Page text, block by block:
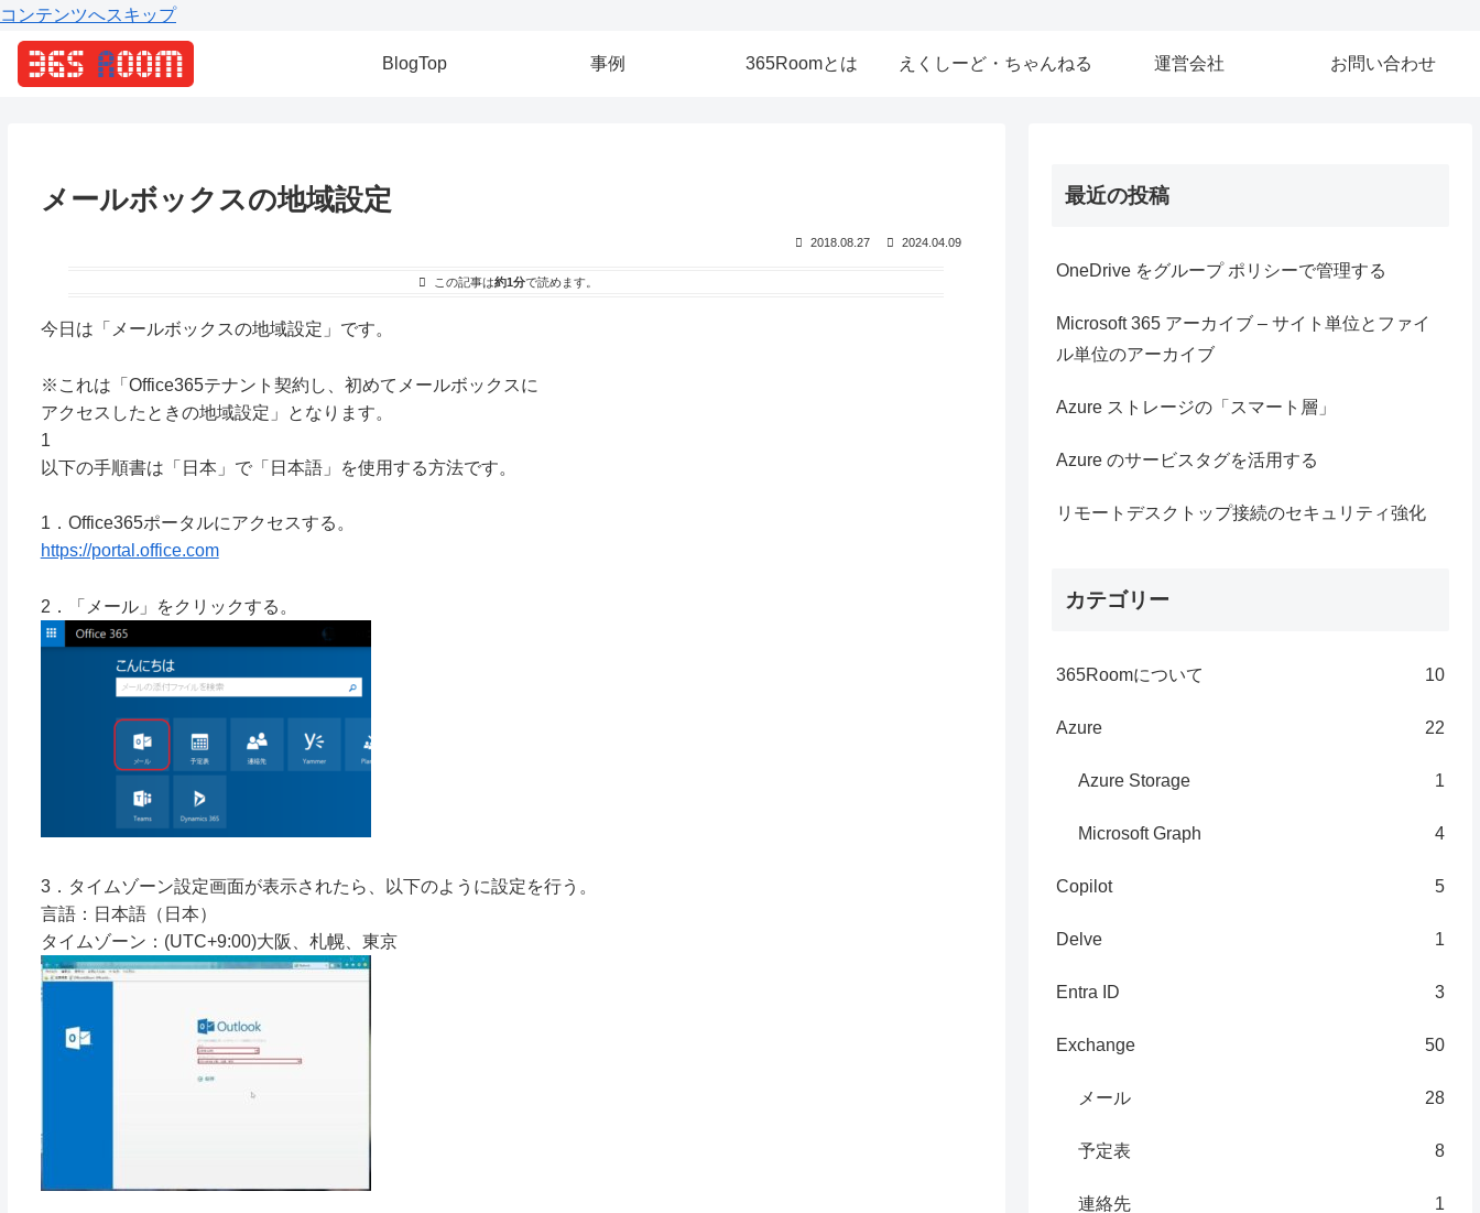
コンテンツへスキップ
BlogTop 事例 365Roomとは えくしーど・ちゃんねる 運営会社 お問い合わせ
メールボックスの地域設定
2018.08.27 2024.04.09
この記事は約1分で読めます。
今日は「メールボックスの地域設定」です。
※これは「Office365テナント契約し、初めてメールボックスに
アクセスしたときの地域設定」となります。
1
以下の手順書は「日本」で「日本語」を使用する方法です。
1．Office365ポータルにアクセスする。
https://portal.office.com
2．「メール」をクリックする。
3．タイムゾーン設定画面が表示されたら、以下のように設定を行う。
言語：日本語（日本）
タイムゾーン：(UTC+9:00)大阪、札幌、東京
最近の投稿
OneDrive をグループ ポリシーで管理する
Microsoft 365 アーカイブ – サイト単位とファイ
ル単位のアーカイブ
Azure ストレージの「スマート層」
Azure のサービスタグを活用する
リモートデスクトップ接続のセキュリティ強化
カテゴリー
365Roomについて 10
Azure 22
Azure Storage 1
Microsoft Graph 4
Copilot 5
Delve 1
Entra ID 3
Exchange 50
メール 28
予定表 8
連絡先 1